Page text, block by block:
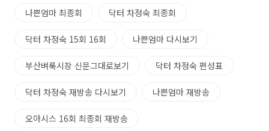
나쁜엄마 최종회 닥터 차정숙 최종회
닥터 차정숙 15회 16회 나쁜엄마 다시보기
부산벼룩시장 신문그대로보기 닥터 차정숙 편성표
닥터 차정숙 재방송 다시보기 나쁜엄마 재방송
오아시스 16회 최종회 재방송